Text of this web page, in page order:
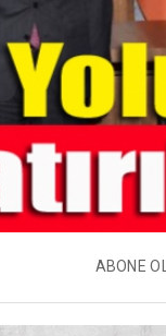
ABONE OL